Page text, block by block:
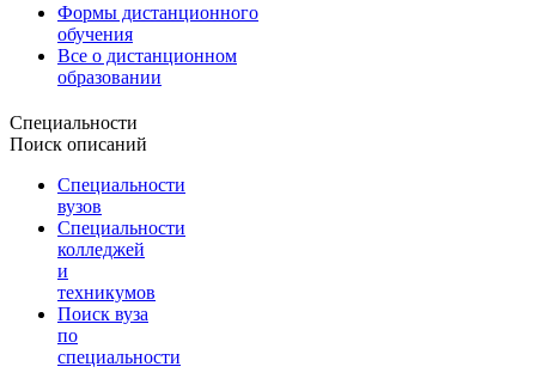
Формы дистанционного
обучения
Все о дистанционном
образовании
Специальности
Поиск описаний
Специальности
вузов
Специальности
колледжей
и
техникумов
Поиск вуза
по
специальности